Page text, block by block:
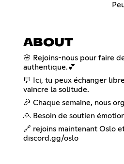
ABOUT
🌸 Rejoins-nous pour faire
authentique.💕
💬 Ici, tu peux échanger
vaincre la solitude.
🎉 Chaque semaine, nous
🙏 Besoin de soutien
🔗 rejoins maintenant Oslo
discord.gg/oslo